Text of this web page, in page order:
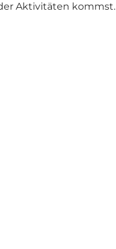
Aktivitäten kommst.